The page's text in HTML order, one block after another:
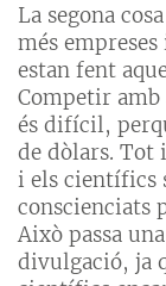
La segona
més
estan fent
Competir
és difícil,
de dòlars. Tot
i els científics
conscienciats
Això passa
divulgació, ja